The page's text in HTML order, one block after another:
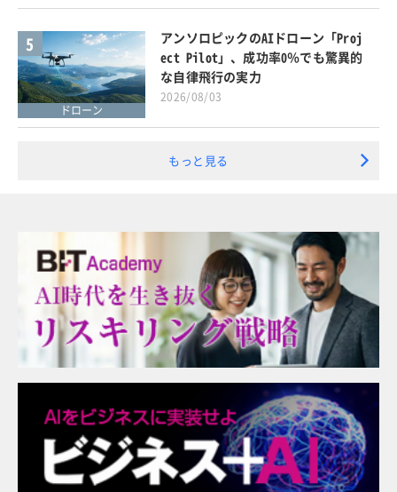
5
ドローン
アンソロピックのAIドローン「Proj
ect Pilot」、成功率0％でも驚異的
な自律飛行の実力
2026/08/03
もっと見る